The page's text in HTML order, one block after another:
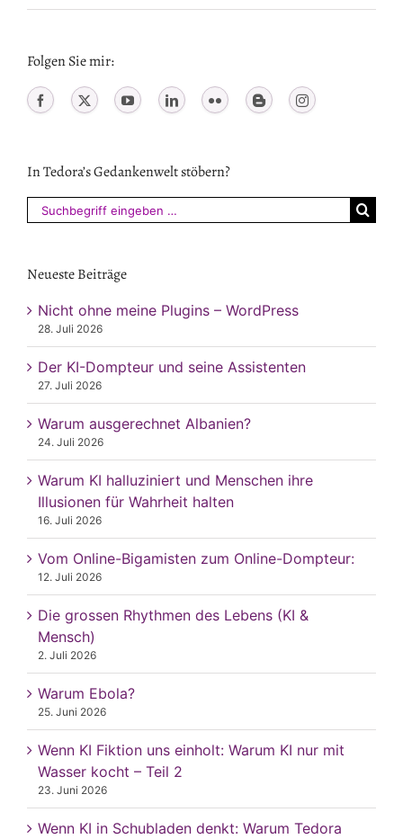
Folgen Sie mir:
In Tedora’s Gedankenwelt stöbern?
Suchen
nach:
Neueste Beiträge
Nicht ohne meine Plugins – WordPress
28. Juli 2026
Der KI-Dompteur und seine Assistenten
27. Juli 2026
Warum ausgerechnet Albanien?
24. Juli 2026
Warum KI halluziniert und Menschen ihre
Illusionen für Wahrheit halten
16. Juli 2026
Vom Online-Bigamisten zum Online-Dompteur:
12. Juli 2026
Die grossen Rhythmen des Lebens (KI &
Mensch)
2. Juli 2026
Warum Ebola?
25. Juni 2026
Wenn KI Fiktion uns einholt: Warum KI nur mit
Wasser kocht – Teil 2
23. Juni 2026
Wenn KI in Schubladen denkt: Warum Tedora